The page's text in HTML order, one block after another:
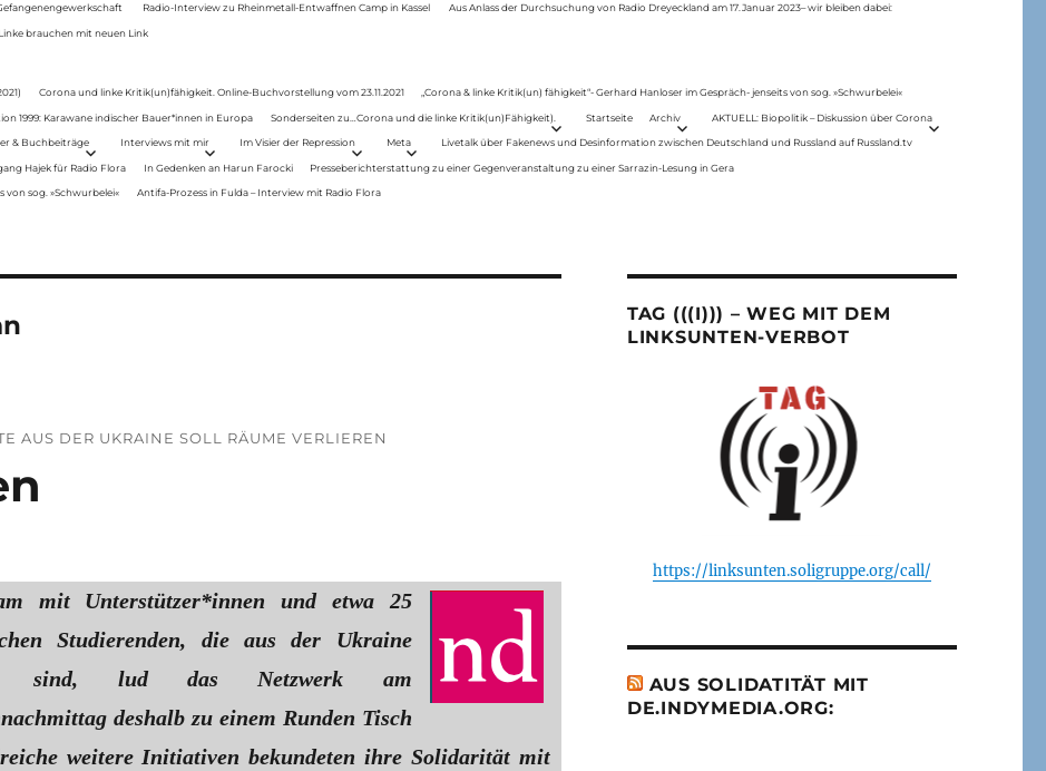
Radio-Interview zu Rheinmetall-Entwaffnen Camp in Kassel Aus Anlass der Durchsuchung von Radio Dreyeckland am 17.Januar 2023– wir bleiben dabei:
brauchen mit neuen Link
Corona und linke Kritik(un)fähigkeit. Online-Buchvorstellung vom 23.11.2021 „Corona & linke Kritik(un) fähigkeit“- Gerhard Hanloser im Gespräch- jenseits von sog. »Schwurbelei«
1999: Karawane indischer Bauer*innen in Europa Sonderseiten zu…Corona und die linke Kritik(un)Fähigkeit). Startseite Archiv AKTUELL: Biopolitik – Diskussion über Corona
& Buchbeiträge Interviews mit mir Im Visier der Repression Meta Livetalk über Fakenews und Desinformation zwischen Deutschland und Russland auf Russland.tv
Hajek für Radio Flora In Gedenken an Harun Farocki Presseberichterstattung zu einer Gegenveranstaltung zu einer Sarrazin-Lesung in Gera
von sog. »Schwurbelei« Antifa-Prozess in Fulda – Interview mit Radio Flora
AUS DER UKRAINE SOLL RÄUME VERLIEREN
mit Unterstützer*innen und etwa 25
Studierenden, die aus der Ukraine
sind, lud das Netzwerk am
deshalb zu einem Runden Tisch
weitere Initiativen bekundeten ihre Solidarität mit
TAG (((I))) – WEG MIT DEM
LINKSUNTEN-VERBOT
https://linksunten.soligruppe.org/call/
AUS SOLIDATITÄT MIT
DE.INDYMEDIA.ORG: